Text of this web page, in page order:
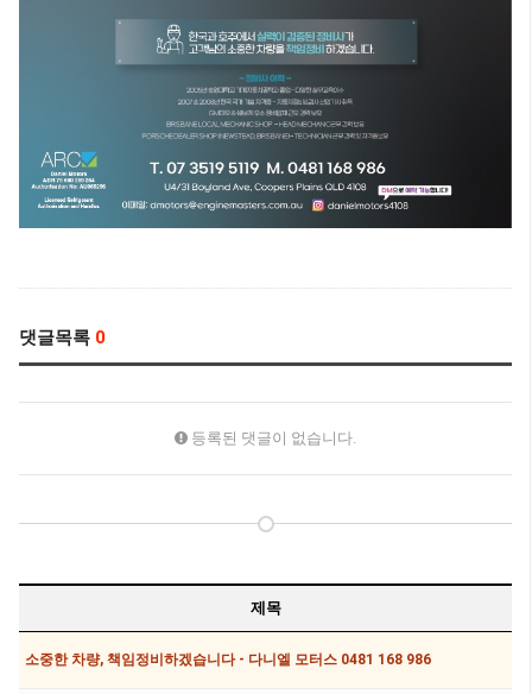
댓글목록 0
등록된 댓글이 없습니다.
제목
소중한 차량, 책임정비하겠습니다 - 다니엘 모터스 0481 168 986